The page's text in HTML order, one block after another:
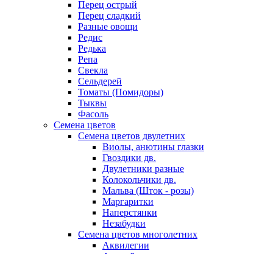
Перец острый
Перец сладкий
Разные овощи
Редис
Редька
Репа
Свекла
Сельдерей
Томаты (Помидоры)
Тыквы
Фасоль
Семена цветов
Семена цветов двулетних
Виолы, анютины глазки
Гвоздики дв.
Двулетники разные
Колокольчики дв.
Мальва (Шток - розы)
Маргаритки
Наперстянки
Незабудки
Семена цветов многолетних
Аквилегии